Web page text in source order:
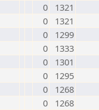
0
1321
0
1321
0
1299
0
1333
0
1301
0
1295
0
1268
0
1268